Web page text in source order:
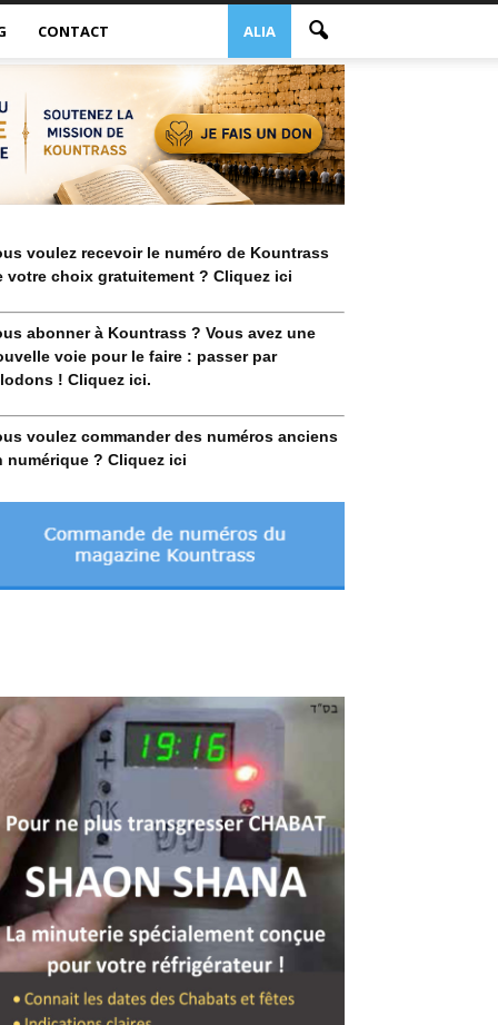
ALIA
CONTACT
voulez recevoir le numéro de Kountrass
votre choix gratuitement ? Cliquez ici
abonner à Kountrass ? Vous avez une
voie pour le faire : passer par
! Cliquez ici.
voulez commander des numéros anciens
numérique ? Cliquez ici